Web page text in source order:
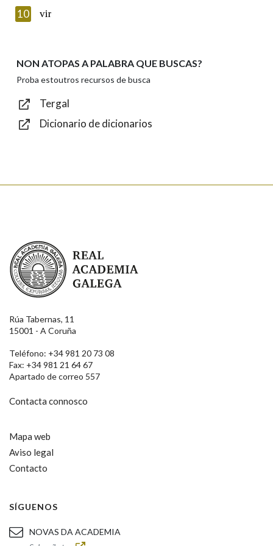
Enviar
10 vir
NON ATOPAS A PALABRA QUE BUSCAS?
Proba estoutros recursos de busca
Tergal
Dicionario de dicionarios
Real Academia Galega
Rúa Tabernas, 11
15001 - A Coruña
Teléfono: +34 981 20 73 08
Fax: +34 981 21 64 67
Apartado de correo 557
Contacta connosco
Mapa web
Aviso legal
Contacto
SÍGUENOS
NOVAS DA ACADEMIA